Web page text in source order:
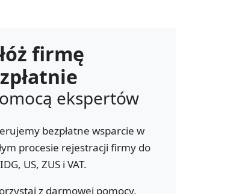
firmę
ekspertów
bezpłatne wsparcie w
procesie rejestracji firmy do
US, ZUS i VAT.
z darmowej pomocy,